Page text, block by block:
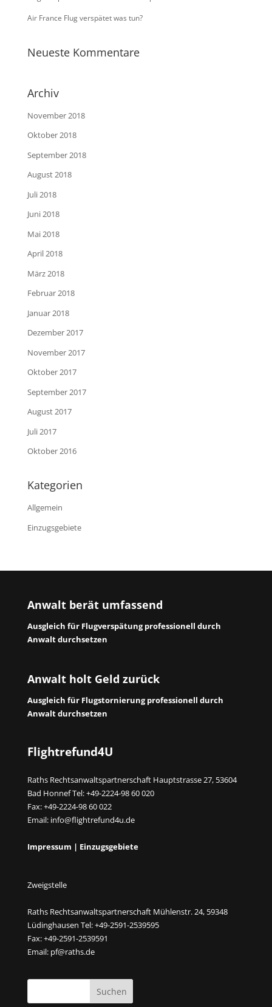
Air France Flug verspätet was tun?
Neueste Kommentare
Archiv
November 2018
Oktober 2018
September 2018
August 2018
Juli 2018
Juni 2018
Mai 2018
April 2018
März 2018
Februar 2018
Januar 2018
Dezember 2017
November 2017
Oktober 2017
September 2017
August 2017
Juli 2017
Oktober 2016
Kategorien
Allgemein
Einzugsgebiete
Anwalt berät umfassend
Ausgleich für Flugverspätung professionell durch
Anwalt durchsetzen
Anwalt holt Geld zurück
Ausgleich für Flugstornierung professionell durch
Anwalt durchsetzen
Flightrefund4U
Raths Rechtsanwaltspartnerschaft Hauptstrasse 27, 53604
Bad Honnef Tel: +49-2224-98 60 020
Fax: +49-2224-98 60 022
Email: info@flightrefund4u.de
Impressum | Einzugsgebiete
Zweigstelle
Raths Rechtsanwaltspartnerschaft Mühlenstr. 24, 59348
Lüdinghausen Tel: +49-2591-2539595
Fax: +49-2591-2539591
Email: pf@raths.de